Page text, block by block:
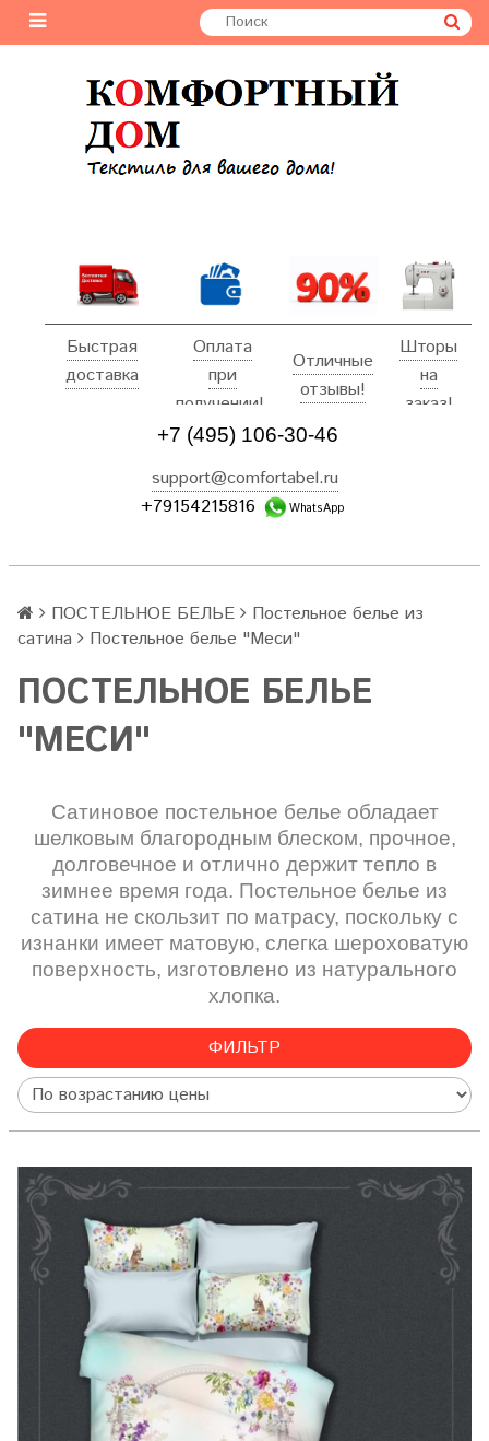
Быстрая
доставка
Оплата
при
получении!
Отличные
отзывы!
Шторы
на
заказ!
+7 (495) 106-30-46
support@comfortabel.ru
+79154215816
WhatsApp
ПОСТЕЛЬНОЕ БЕЛЬЕ
Постельное белье из
сатина
Постельное белье "Меси"
ПОСТЕЛЬНОЕ БЕЛЬЕ
"МЕСИ"
Сатиновое постельное белье обладает
шелковым благородным блеском, прочное,
долговечное и отлично держит тепло в
зимнее время года. Постельное белье из
сатина не скользит по матрасу, поскольку с
изнанки имеет матовую, слегка шероховатую
поверхность, изготовлено из натурального
хлопка.
ФИЛЬТР